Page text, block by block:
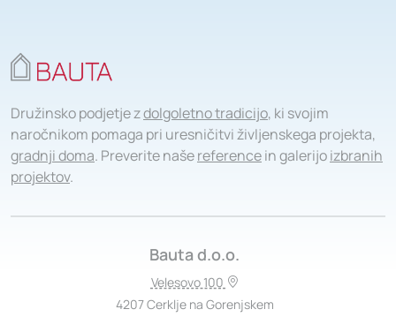
Družinsko podjetje zdolgoletno tradicijo, ki svojim
naročnikom pomaga pri uresničitvi življenskega projekta,
gradnji doma. Preverite našereferencein galerijoizbranih
projektov.
Bauta d.o.o.
Velesovo 100
4207 Cerklje na Gorenjskem